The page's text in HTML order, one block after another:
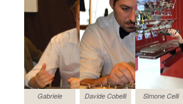
Gabriele
Davide Cobelli Simone Celli